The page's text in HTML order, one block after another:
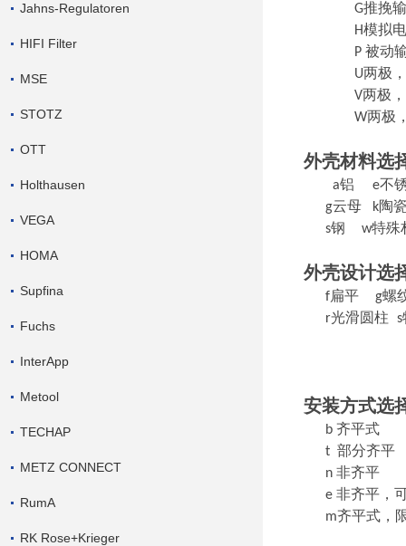
Jahns-Regulatoren
HIFI Filter
MSE
STOTZ
OTT
Holthausen
VEGA
HOMA
Supfina
Fuchs
InterApp
Metool
TECHAP
METZ CONNECT
RumA
RK Rose+Krieger
G推挽
H模拟
P 被动
U两极
V两极，
W两极
外壳材料选
a铝 e不
g云母
k陶
s钢
w特殊
外壳设计选
f扁平
g螺
r光滑圆柱
安装方式选
b 齐平式
t 部分齐平
n 非齐平
e 非齐平，
m齐平式，